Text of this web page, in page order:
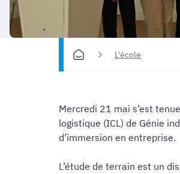
L'école
Mercredi 21 mai s’est
logistique (ICL) de Génie
d’immersion en entreprise.
L’étude de terrain est un